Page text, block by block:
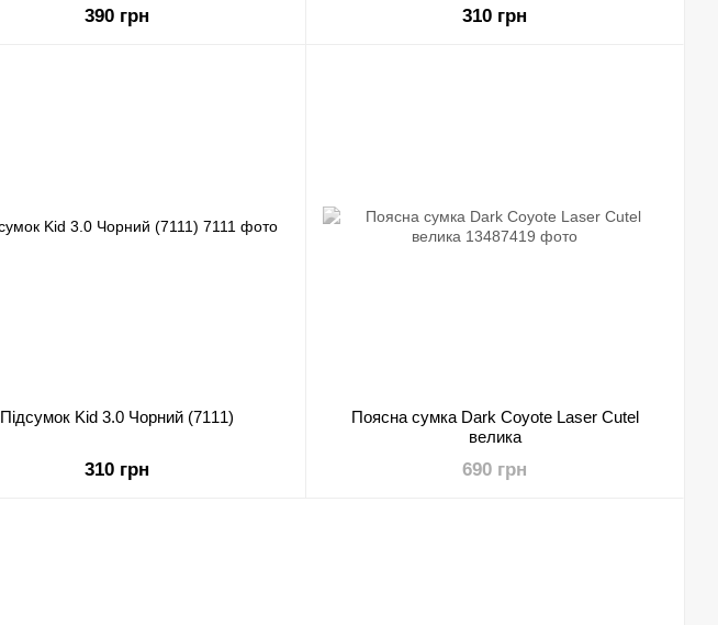
390 грн 310 грн
Підсумок Kid 3.0 Чорний (7111)
310 грн
Поясна сумка Dark Coyote Laser Cutel
велика
690 грн